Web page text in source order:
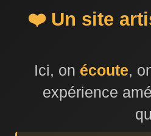
❤️ Un site
Ici, on écoute,
expérience